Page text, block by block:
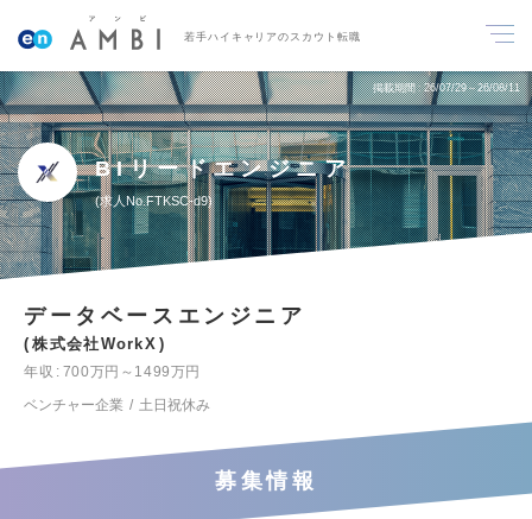
若手ハイキャリアのスカウト転職
掲載期間 26/07/29～26/08/11
BIリードエンジニア
求人No.FTKSC-d9
データベースエンジニア
株式会社WorkX
年収
700万円～1499万円
ベンチャー企業
土日祝休み
募集情報